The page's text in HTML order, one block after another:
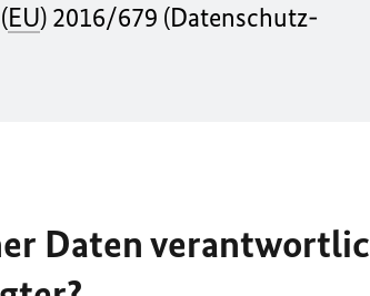
EU) 2016/679 (Datenschutz-
Daten